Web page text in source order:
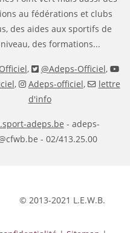
au fédérations et clubs
des aides aux sportifs de
des formations...
, @Adeps-Officiel,
, Adeps-officiel,
lettre
d'info
adeps.be - adeps-
- 02/413.25.00
© 2013-2021 L.E.W.B.